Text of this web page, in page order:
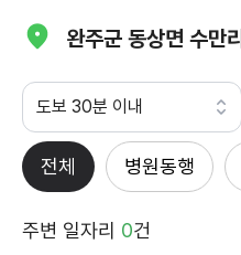
완주군 동상면 수만리
도보 30분 이내
전체 병원동행
주변 일자리 0건